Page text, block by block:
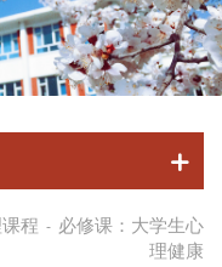
程 - 必修课：大学生心
理健康